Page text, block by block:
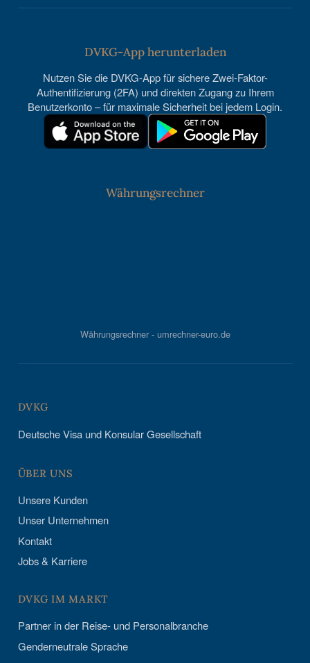
DVKG-App herunterladen
Nutzen Sie die DVKG-App für sichere Zwei-Faktor-
Authentifizierung (2FA) und direkten Zugang zu Ihrem
Benutzerkonto – für maximale Sicherheit bei jedem Login.
Währungsrechner
Währungsrechner - umrechner-euro.de
DVKG
Deutsche Visa und Konsular Gesellschaft
ÜBER UNS
Unsere Kunden
Unser Unternehmen
Kontakt
Jobs & Karriere
DVKG IM MARKT
Partner in der Reise- und Personalbranche
Genderneutrale Sprache